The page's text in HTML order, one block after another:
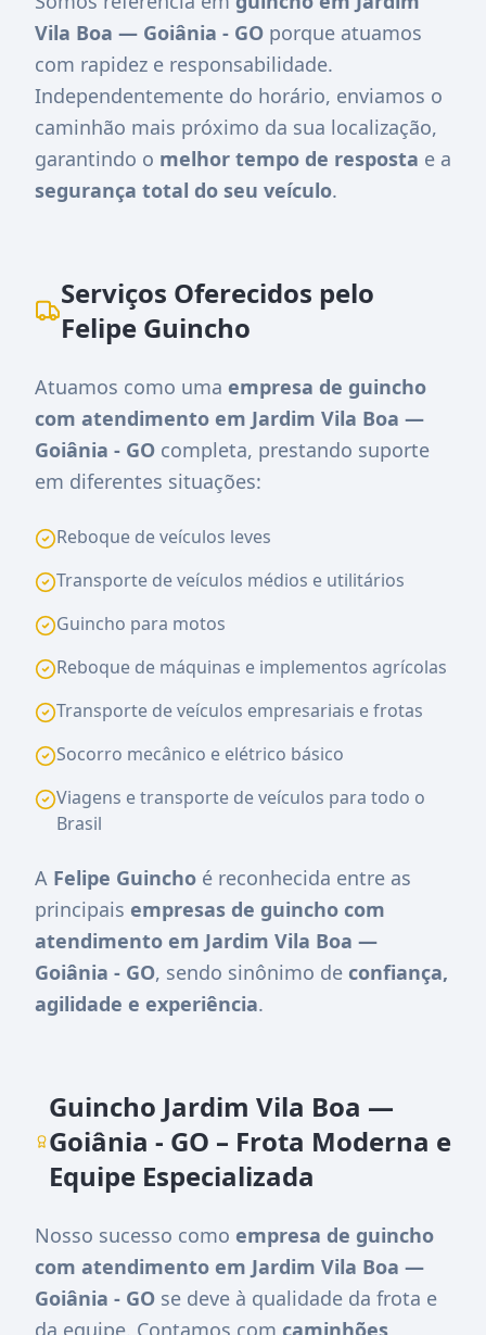
Vila Boa — Goiânia - GO porque atuamos
com rapidez e responsabilidade.
Independentemente do horário, enviamos o
caminhão mais próximo da sua localização,
garantindo o melhor tempo de resposta e a
segurança total do seu veículo.
Serviços Oferecidos pelo
Felipe Guincho
Atuamos como uma empresa de guincho
com atendimento em Jardim Vila Boa —
Goiânia - GO completa, prestando suporte
em diferentes situações:
Reboque de veículos leves
Transporte de veículos médios e utilitários
Guincho para motos
Reboque de máquinas e implementos agrícolas
Transporte de veículos empresariais e frotas
Socorro mecânico e elétrico básico
Viagens e transporte de veículos para todo o
Brasil
A Felipe Guincho é reconhecida entre as
principais empresas de guincho com
atendimento em Jardim Vila Boa —
Goiânia - GO, sendo sinônimo de confiança,
agilidade e experiência.
Guincho Jardim Vila Boa —
Goiânia - GO – Frota Moderna e
Equipe Especializada
Nosso sucesso como empresa de guincho
com atendimento em Jardim Vila Boa —
Goiânia - GO se deve à qualidade da frota e
da equipe. Contamos com caminhões